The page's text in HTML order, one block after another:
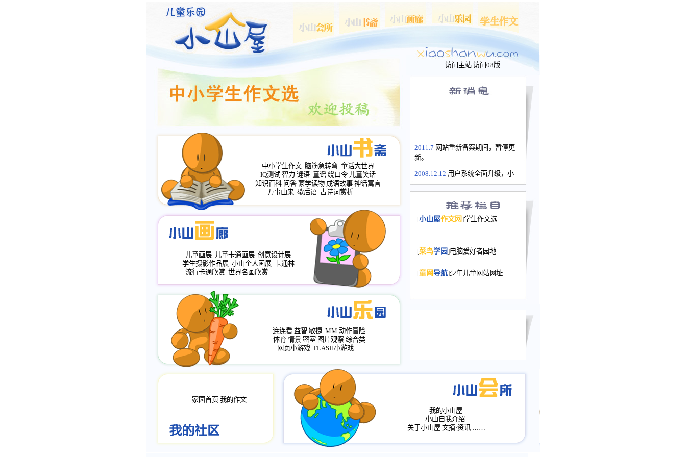
访问主站 访问08版
2011.7 网站重新备案期间，暂停更
新。
2008.12.12 用户系统全面升级，小
长会、家园网－个人空间，用户一
次注册全部通行。
2008.12.12家园网正式运行，域
年，2009版提前启用，小山屋全面
小山画廊均增加多个新栏目。。
评分、顶功能，作文宝典改版。
[小山屋作文网]学生作文选
[菜鸟学园]电脑爱好者园地
[童网导航]少年儿童网站网址
中小学生作文 脑筋急转弯 童话大世界
IQ测试 智力 谜语 童谣 绕口令 儿童笑话
知识百科 问答 蒙学读物 成语故事 神话寓言
万事由来 歇后语 古诗词赏析 ……
儿童画展 儿童卡通画展 创意设计展
学生摄影作品展 小山个人画展 卡通林
流行卡通欣赏 世界名画欣赏 ………
连连看 益智 敏捷 MM 动作冒险
体育 情景 密室 图片观察 综合类
网页小游戏 FLASH小游戏......
家园首页 我的作文
我的小山屋
小山自我介绍
关于小山屋 文摘·资讯 ……